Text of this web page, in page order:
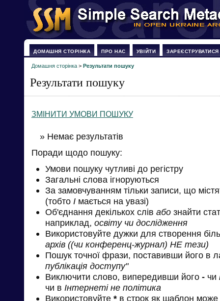
ДОМАШНЯ СТОРІНКА ПРО НАС УВІЙТИ ЗАРЕЄСТРУВАТИСЯ
Домашня сторінка > Результати пошуку
Результати пошуку
ЗМІНИТИ УМОВИ ПОШУКУ
» Немає результатів
Поради щодо пошуку:
Умови пошуку чутливі до регістру
Загальні слова ігноруються
За замовчуванням тільки записи, що
(тобто І мається на увазі)
Об'єднання декількох слів або знайти
наприклад, освіту чи дослідження
Використовуйте дужки для створення
архів ((чи конференц-журнал) НЕ тези)
Пошук точної фрази, поставивши його в
публікація доступу"
Виключити слово, випередивши його - чи
чи в Інтернеті не політика
Використовуйте * в строк як шаблон може